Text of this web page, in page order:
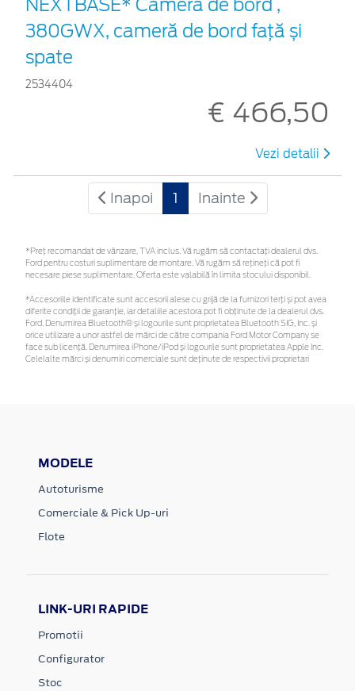
NEXTBASE* Cameră de bord ,
380GWX, cameră de bord față și
spate
2534404
€ 466,50
Vezi detalii
Inapoi 1 Inainte
*Preţ recomandat de vânzare, TVA inclus. Vă rugăm să contactaţi dealerul dvs.
Ford pentru costuri suplimentare de montare. Vă rugăm să rețineți că pot fi
necesare piese suplimentare. Oferta este valabilă în limita stocului disponibil.
*Accesoriile identificate sunt accesorii alese cu grijă de la furnizori terți și pot avea
diferite condiții de garanție, iar detaliile acestora pot fi obținute de la dealerul dvs.
Ford. Denumirea Bluetooth® și logourile sunt proprietatea Bluetooth SIG, Inc. și
orice utilizare a unor astfel de mărci de către compania Ford Motor Company se
face sub licență. Denumirea iPhone/iPod și logourile sunt proprietatea Apple Inc.
Celelalte mărci și denumiri comerciale sunt deținute de respectivii proprietari
MODELE
Autoturisme
Comerciale & Pick Up-uri
Flote
LINK-URI RAPIDE
Promotii
Configurator
Stoc